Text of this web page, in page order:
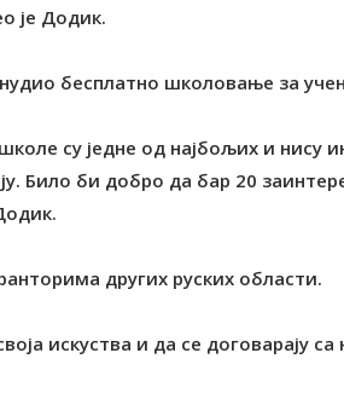
је Додик.
бесплатно школовање за
су једне од најбољих и нису
Било би добро да бар 20
других руских области.
искуства и да се договарају